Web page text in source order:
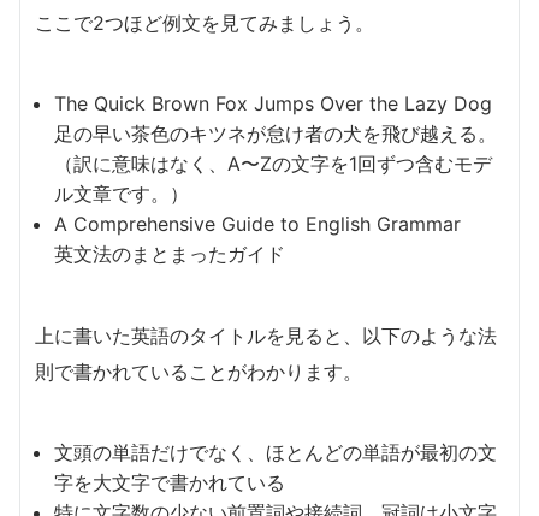
ここで2つほど例文を見てみましょう。
The Quick Brown Fox Jumps Over the Lazy Dog
足の早い茶色のキツネが怠け者の犬を飛び越える。
（訳に意味はなく、A〜Zの文字を1回ずつ含むモデ
ル文章です。）
A Comprehensive Guide to English Grammar
英文法のまとまったガイド
上に書いた英語のタイトルを見ると、以下のような法
則で書かれていることがわかります。
文頭の単語だけでなく、ほとんどの単語が最初の文
字を大文字で書かれている